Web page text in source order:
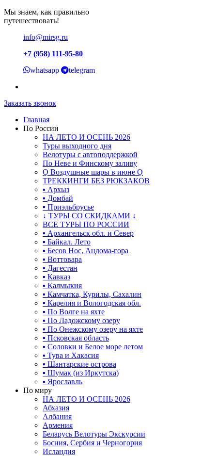
Мы знаем, как правильно
путешествовать!
info@mirsg.ru
+7 (958) 111-95-80
whatsapp telegram
Заказать звонок
Главная
По России
НА ЛЕТО И ОСЕНЬ 2026
Туры выходного дня
Велотуры с автоподдержкой
По Неве и Финскому заливу
Ǫ Воздушные шары в июне Ǫ
ТРЕККИНГИ БЕЗ РЮКЗАКОВ
▪ Архыз
▪ Домбай
▪ Приэльбрусье
↓ ТУРЫ СО СКИДКАМИ ↓
ВСЕ ТУРЫ ПО РОССИИ
▪ Архангельск обл. и Север
▪ Байкал. Лето
▪ Бесов Нос, Андома-гора
▪ Воттовара
▪ Дагестан
▪ Кавказ
▪ Калмыкия
▪ Камчатка, Курилы, Сахалин
▪ Карелия и Вологодская обл.
▪ По Волге на яхте
▪ По Ладожскому озеру
▪ По Онежскому озеру на яхте
▪ Псковская область
▪ Соловки и Белое море летом
▪ Тува и Хакасия
▪ Шантарские острова
▪ Шумак (из Иркутска)
▪ Ярославль
По миру
НА ЛЕТО И ОСЕНЬ 2026
Абхазия
Албания
Армения
Беларусь Велотуры Экскурсии
Босния, Сербия и Черногория
Исландия